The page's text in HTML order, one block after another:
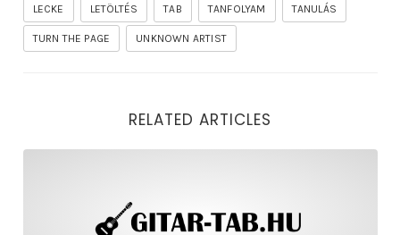
LECKE LETÖLTÉS TAB TANFOLYAM TANULÁS
TURN THE PAGE UNKNOWN ARTIST
RELATED ARTICLES